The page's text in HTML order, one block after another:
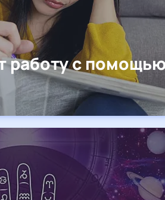
работу с